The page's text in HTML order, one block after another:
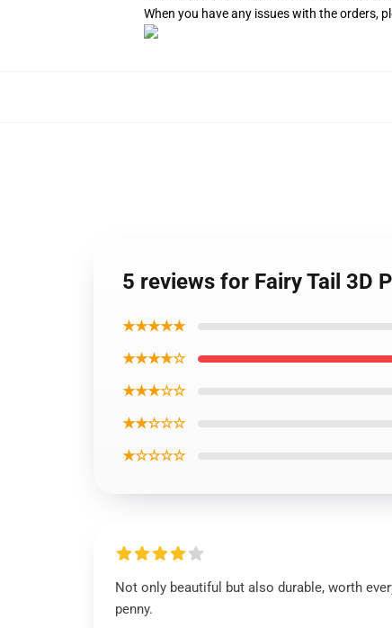
When you have any issues with the orders,
5 reviews for Fairy Tail 3D
★★★★★
★★★★☆
★★★☆☆
★★☆☆☆
★☆☆☆☆
Not only beautiful but also durable, worth
penny.